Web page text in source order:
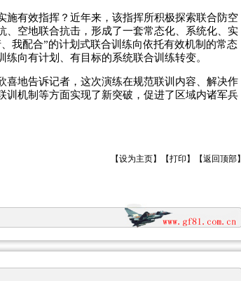
有效指挥？近年来，该指挥所积极探索联合防空
空地联合抗击，形成了一套常态化、系统化、实
我配合”的计划式联合训练向依托有效机制的常态
向有计划、有目标的系统联合训练转变。
地告诉记者，这次演练在规范联训内容、解决作
机制等方面实现了新突破，促进了区域内诸军兵
【设为主页】【打印 】【返回顶部】